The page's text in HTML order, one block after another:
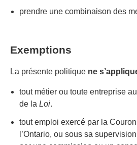
prendre une combinaison des
Exemptions
La présente politique ne
tout métier ou toute entreprise
de la Loi.
tout emploi exercé par la
l’Ontario, ou sous sa